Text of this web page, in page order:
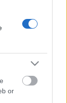
or
Cancer Bats